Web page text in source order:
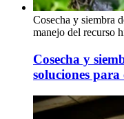
Cosecha y siembra
manejo del recurso
Cosecha y
soluciones